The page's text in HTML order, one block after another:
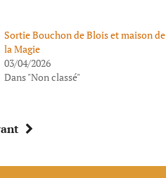
Sortie Bouchon de Blois et maison de
la Magie
03/04/2026
Dans "Non classé"